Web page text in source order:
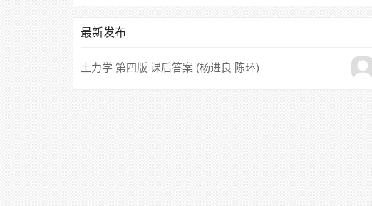
最新发布
土力学 第四版 课后答案 (杨进良 陈环)